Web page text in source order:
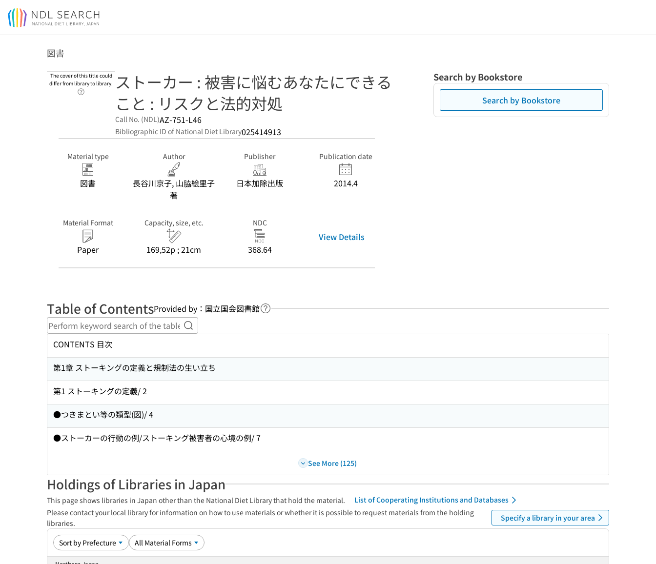
Jump to main content
図書
The cover of this title could
differ from library to library.
Link to Help Pageストーカー : 被害に悩むあなたにできる
こと : リスクと法的対処
Call No. (NDL)AZ-751-L46
Bibliographic ID of National Diet Library025414913
Material type
図書
Author
長谷川京子, 山脇絵里子
著
Publisher
日本加除出版
Publication date
2014.4
Material Format
Paper
Capacity, size, etc.
169,52p ; 21cm
NDC
368.64
View Details
Search by Bookstore
Search by Bookstore
Table of ContentsProvided by：国立国会図書館 Link to Help Page
Perform keyword search of the table of contents
CONTENTS 目次
第1章 ストーキングの定義と規制法の生い立ち
第1 ストーキングの定義/ 2
●つきまとい等の類型(図)/ 4
●ストーカーの行動の例/ストーキング被害者の心境の例/ 7
See More (125)
Holdings of Libraries in Japan
This page shows libraries in Japan other than the National Diet Library that hold the material.
List of Cooperating Institutions and Databases
Please contact your local library for information on how to use materials or whether it is possible to request materials from the holding
libraries.
Specify a library in your area